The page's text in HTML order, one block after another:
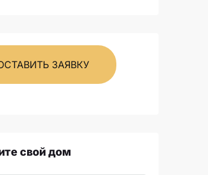
ЗАЯВКУ
свой дом